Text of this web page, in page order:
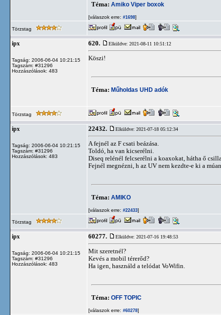
Téma: Amiko Viper boxok
[válaszok erre: #1698]
Törzstag
ipx
Tagság: 2006-06-04 10:21:15
Tagszám: #31296
Hozzászólások: 483
620. Elküldve: 2021-08-11 10:51:12
Köszi!
Téma: Műholdas UHD adók
Törzstag
ipx
Tagság: 2006-06-04 10:21:15
Tagszám: #31296
Hozzászólások: 483
22432. Elküldve: 2021-07-18 05:12:34
A fejnél az F csati beázása.
Toldó, ha van kicserélni.
Diseq relénél felcserélni a koaxokat, hátha ő
Fejnél megnézni, h az UV nem kezdte-e ki a
Téma: AMIKO
[válaszok erre: #22433]
Törzstag
ipx
Tagság: 2006-06-04 10:21:15
Tagszám: #31296
Hozzászólások: 483
60277. Elküldve: 2021-07-16 19:48:53
Mit szeretnél?
Kevés a mobil térerőd?
Ha igen, használd a telódat VoWifin.
Téma: OFF TOPIC
[válaszok erre: #60278]